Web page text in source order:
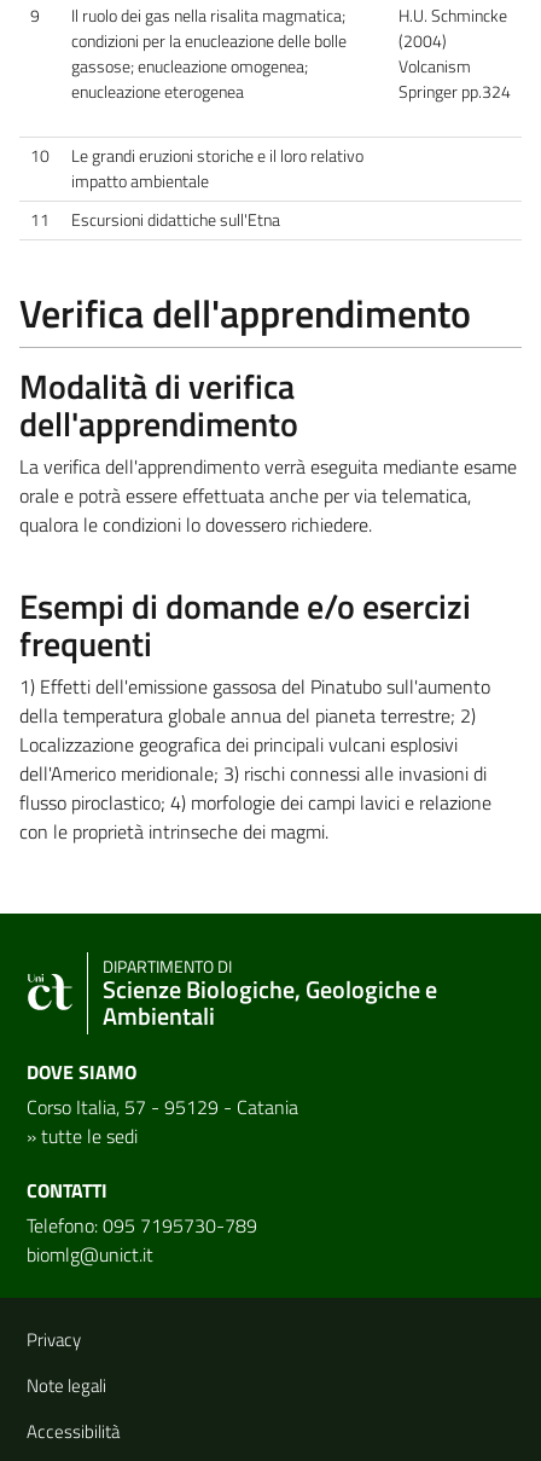
9
Il ruolo dei gas nella risalita magmatica;
condizioni per la enucleazione delle bolle
gassose; enucleazione omogenea;
enucleazione eterogenea
H.U. Schmincke
(2004)
Volcanism
Springer pp.324
10
Le grandi eruzioni storiche e il loro relativo
impatto ambientale
11
Escursioni didattiche sull'Etna
Verifica dell'apprendimento
Modalità di verifica
dell'apprendimento
La verifica dell'apprendimento verrà eseguita mediante esame
orale e potrà essere effettuata anche per via telematica,
qualora le condizioni lo dovessero richiedere.
Esempi di domande e/o esercizi
frequenti
1) Effetti dell'emissione gassosa del Pinatubo sull'aumento
della temperatura globale annua del pianeta terrestre; 2)
Localizzazione geografica dei principali vulcani esplosivi
dell'Americo meridionale; 3) rischi connessi alle invasioni di
flusso piroclastico; 4) morfologie dei campi lavici e relazione
con le proprietà intrinseche dei magmi.
DIPARTIMENTO DI
Scienze Biologiche, Geologiche e
Ambientali
DOVE SIAMO
Corso Italia, 57 - 95129 - Catania
»tutte le sedi
CONTATTI
Telefono: 095 7195730-789
biomlg@unict.it
Link e informazioni utili
Privacy
Note legali
Accessibilità